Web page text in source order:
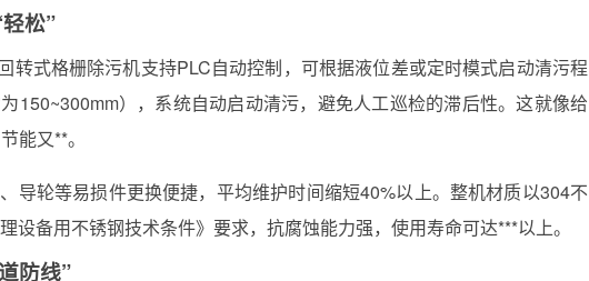
松”
转式格栅除污机支持PLC自动控制，可根据液位差或定时模式启动清污程
150~300mm），系统自动启动清污，避免人工巡检的滞后性。这就像给
能又**。
导轮等易损件更换便捷，平均维护时间缩短40%以上。整机材质以304不
设备用不锈钢技术条件》要求，抗腐蚀能力强，使用寿命可达***以上。
防线”